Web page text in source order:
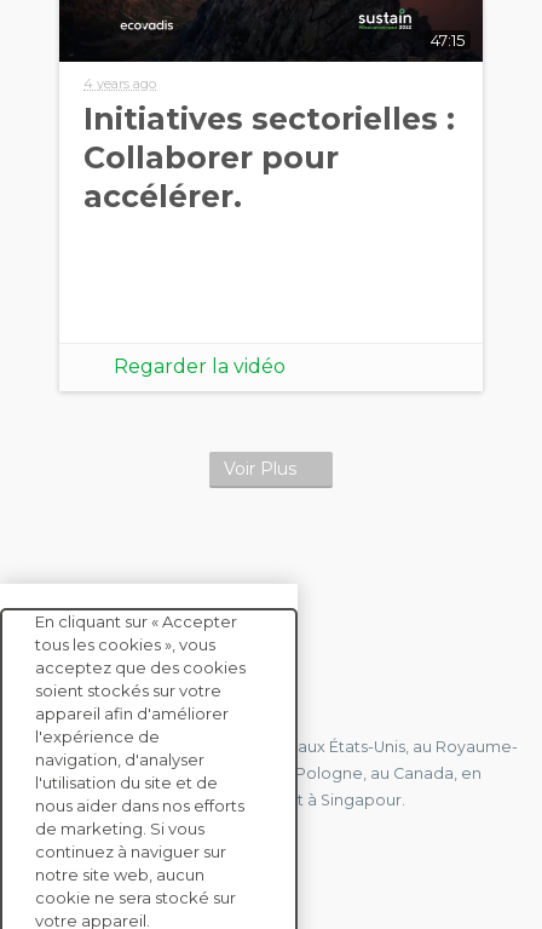
47:15
4 years ago
Initiatives sectorielles :
Collaborer pour
accélérer.
Regarder la vidéo
Voir Plus
CONTACTEZ-NOUS
Nous avons des bureaux en France, aux États-Unis, au Royaume-
Uni, à Hong Kong, à l'île Maurice, en Pologne, au Canada, en
Allemagne, au Japon, en Espagne et à Singapour.
CONTACTEZ-NOUS
En cliquant sur « Accepter
tous les cookies », vous
acceptez que des cookies
soient stockés sur votre
appareil afin d'améliorer
l'expérience de
navigation, d'analyser
l'utilisation du site et de
nous aider dans nos efforts
de marketing. Si vous
continuez à naviguer sur
notre site web, aucun
cookie ne sera stocké sur
votre appareil.